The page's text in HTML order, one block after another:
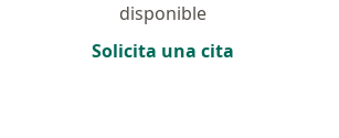
disponible
Solicita una cita